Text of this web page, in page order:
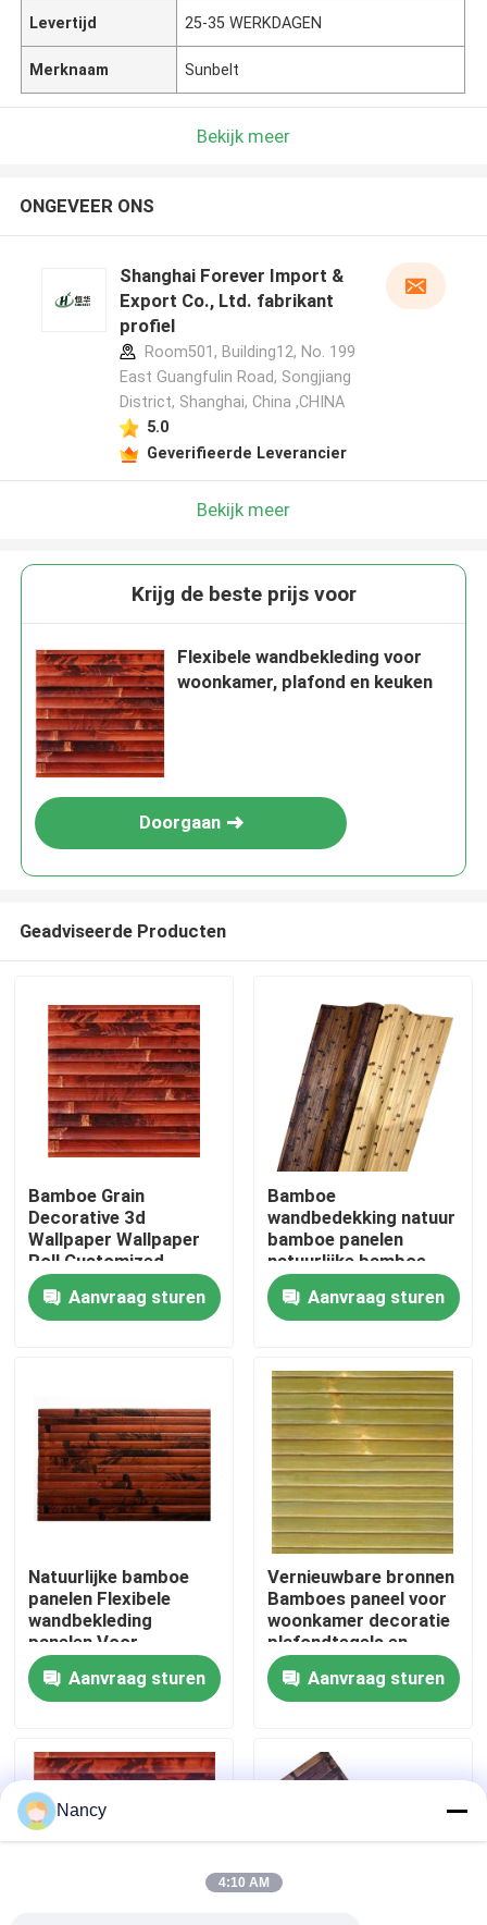
Huis
Videos
Ongeveer ons
Fabrieksreis
Kwaliteitscontrole
Contact de V.S.
Nieuws
Gevallen
Levertijd 25-35 WERKDAGEN
Merknaam Sunbelt
Bekijk meer
ONGEVEER ONS
Shanghai Forever Import &
Export Co., Ltd. fabrikant
profiel
Room501, Building12, No. 199
East Guangfulin Road, Songjiang
District, Shanghai, China ,CHINA
5.0
Geverifieerde Leverancier
Bekijk meer
Krijg de beste prijs voor
Flexibele wandbekleding voor
woonkamer, plafond en keuken
Doorgaan
Geadviseerde Producten
Bamboe Grain
Decorative 3d
Wallpaper Wallpaper
Roll Customized
Aziatische ontwerp
stijl Aanvraag sturen
Bamboe
wandbedekking natuur
bamboe panelen
natuurlijke bamboe
behang voor decoratie
Aanvraag sturen
Natuurlijke bamboe
panelen Flexibele
wandbekleding
panelen Voor
woonkamer decoratie,
plafondtegels
Buitenkeukens
Aanvraag sturen
Vernieuwbare bronnen
Bamboes paneel voor
woonkamer decoratie
plafondtegels en
buitenkeukens
Aanvraag sturen
Nancy
4:10 AM